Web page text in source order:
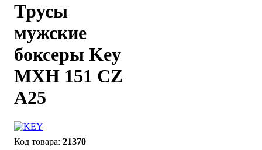
Трусы
мужские
боксеры Key
MXH 151 CZ
A25
21370